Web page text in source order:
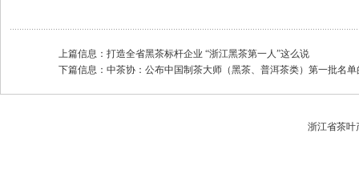
上篇信息： 打造全省黑茶标杆企业 “浙江黑茶第一人”这么说
下篇信息： 中茶协：公布中国制茶大师（黑茶、普洱茶类）第一批名单
浙江省茶